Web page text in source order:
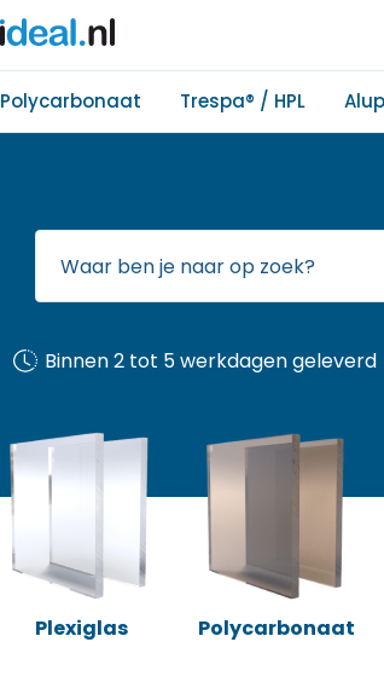
Polycarbonaat Trespa® / HPL
Binnen 2 tot 5 werkdagen geleverd
Plexiglas Polycarbonaat